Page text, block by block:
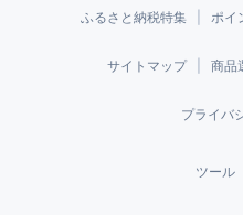
ふるさと納税特集 ポイ
サイトマップ 商品
プライバ
ツール